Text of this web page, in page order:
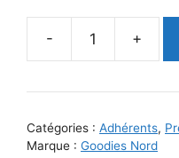
- +
Catégories : Adhérents,
Marque : Goodies Nord